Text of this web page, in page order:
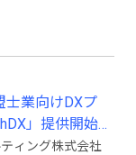
士業向けDXプ
」提供開始
ィング株式会社